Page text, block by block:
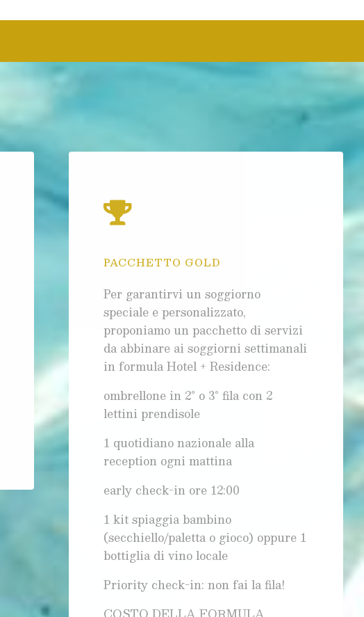
PACCHETTO GOLD
Per garantirvi un soggiorno
speciale e personalizzato,
proponiamo un pacchetto di servizi
da abbinare ai soggiorni settimanali
in formula Hotel + Residence:
ombrellone in 2° o 3° fila con 2
lettini prendisole
1 quotidiano nazionale alla
reception ogni mattina
early check-in ore 12:00
1 kit spiaggia bambino
(secchiello/paletta o gioco) oppure 1
bottiglia di vino locale
Priority check-in: non fai la fila!